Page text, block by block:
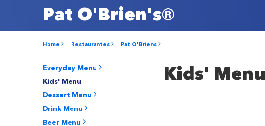
Pat O'Brien's®
Home Restaurantes Pat O'Briens
Everyday Menu
Kids' Menu
Dessert Menu
Drink Menu
Beer Menu
Kids' Menu